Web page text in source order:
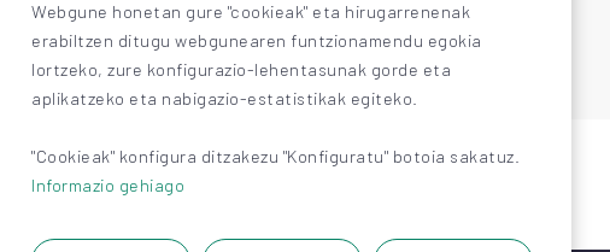
Webgune honetan gure "cookieak" eta hirugarrenenak
erabiltzen ditugu webgunearen funtzionamendu egokia
lortzeko, zure konfigurazio-lehentasunak gorde eta
aplikatzeko eta nabigazio-estatistikak egiteko.
"Cookieak" konfigura ditzakezu "Konfiguratu" botoia sakatuz.
Informazio gehiago